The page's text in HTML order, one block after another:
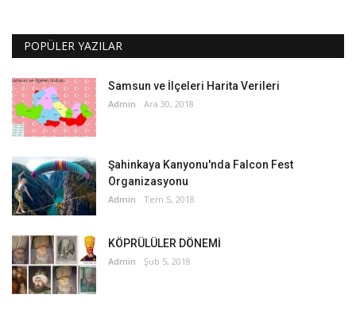
POPÜLER YAZILAR
Samsun ve İlçeleri Harita Verileri
Admin Ara 30, 2018
Şahinkaya Kanyonu'nda Falcon Fest
Organizasyonu
Admin Tem 5, 2018
KÖPRÜLÜLER DÖNEMİ
Admin Şub 5, 2018